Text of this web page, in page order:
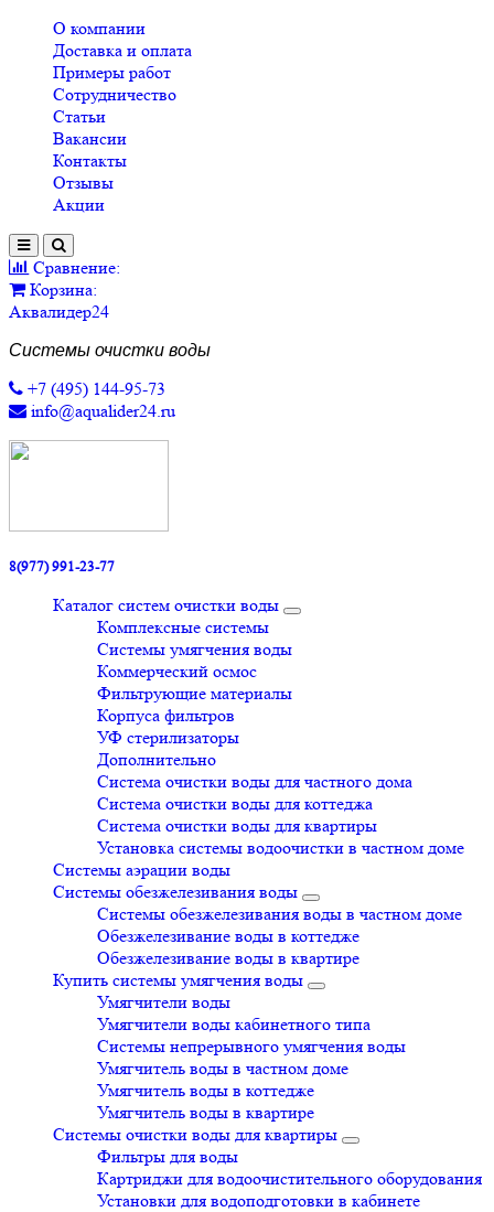
О компании
Доставка и оплата
Примеры работ
Сотрудничество
Статьи
Вакансии
Контакты
Отзывы
Акции
Сравнение:
Корзина:
Аквалидер24
Системы очистки воды
+7 (495) 144-95-73
info@aqualider24.ru
8(977) 991-23-77
Каталог систем очистки воды
Комплексные системы
Системы умягчения воды
Коммерческий осмос
Фильтрующие материалы
Корпуса фильтров
УФ стерилизаторы
Дополнительно
Система очистки воды для частного дома
Система очистки воды для коттеджа
Система очистки воды для квартиры
Установка системы водоочистки в частном доме
Системы аэрации воды
Системы обезжелезивания воды
Системы обезжелезивания воды в частном доме
Обезжелезивание воды в коттедже
Обезжелезивание воды в квартире
Купить системы умягчения воды
Умягчители воды
Умягчители воды кабинетного типа
Системы непрерывного умягчения воды
Умягчитель воды в частном доме
Умягчитель воды в коттедже
Умягчитель воды в квартире
Системы очистки воды для квартиры
Фильтры для воды
Картриджи для водоочистительного оборудования
Установки для водоподготовки в кабинете